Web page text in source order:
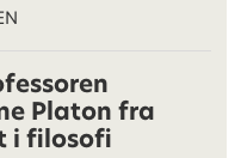
Platon fra
i filosofi